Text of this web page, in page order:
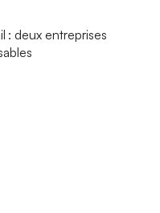
: deux entreprises